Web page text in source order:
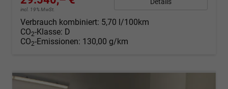
incl. 19% MwSt.
Verbrauch kombiniert: 5,70 l/100km
CO2-Klasse: D
CO2-Emissionen: 130,00 g/km